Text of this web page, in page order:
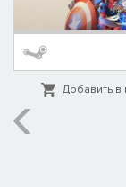
Добавить в